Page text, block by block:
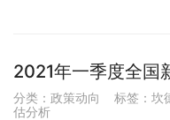
2021年一季度全国
分类： 政策动向 标签： 坎
估分析